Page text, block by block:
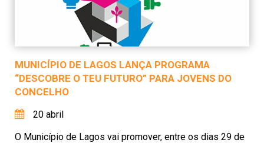
MUNICÍPIO DE LAGOS LANÇA PROGRAMA
“DESCOBRE O TEU FUTURO” PARA JOVENS DO
CONCELHO
20 abril
O Município de Lagos vai promover, entre os dias 29 de